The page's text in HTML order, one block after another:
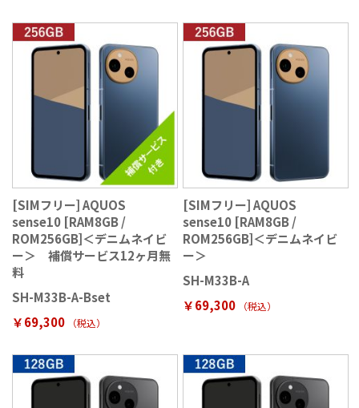
[SIMフリー] AQUOS
sense10 [RAM8GB /
ROM256GB]＜デニムネイビ
ー＞ 補償サービス12ヶ月無
料
SH-M33B-A-Bset
￥69,300
（税込）
[SIMフリー] AQUOS
sense10 [RAM8GB /
ROM256GB]＜デニムネイビ
ー＞
SH-M33B-A
￥69,300
（税込）